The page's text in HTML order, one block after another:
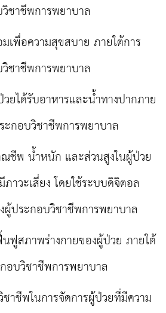
ชาชีพการพยาบาล
เพื่อความสุขสบาย ภายใต้การ
ชาชีพการพยาบาล
ยได้รับอาหารและน้ำทางปากภาย
ะกอบวิชาชีพการพยาบาล
ชีพ น้ำหนัก และส่วนสูงในผู้ป่วย
าวะเสี่ยง โดยใช้ระบบดิจิตอล
ผู้ประกอบวิชาชีพการพยาบาล
ฟูสภาพร่างกายของผู้ป่วย ภายใต้
อบวิชาชีพการพยาบาล
าชีพในการจัดการผู้ป่วยที่มีความ